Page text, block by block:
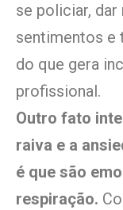
se policiar, dar
sentimentos e
do que gera
profissional.
Outro fato
raiva e a
é que são
respiração.